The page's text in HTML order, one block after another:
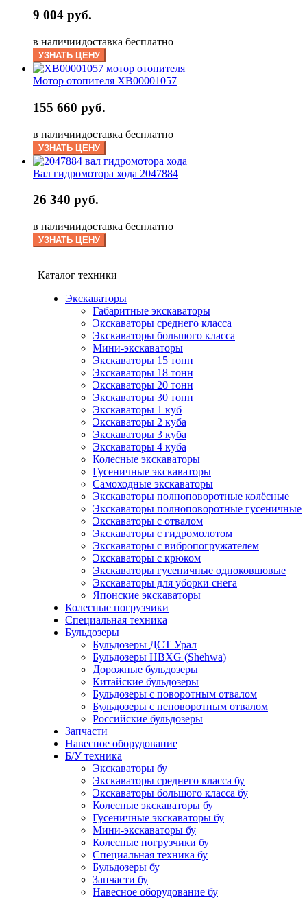
9 004 руб.
в наличиидоставка бесплатно
УЗНАТЬ ЦЕНУ
Мотор отопителя XB00001057
155 660 руб.
в наличиидоставка бесплатно
УЗНАТЬ ЦЕНУ
Вал гидромотора хода 2047884
26 340 руб.
в наличиидоставка бесплатно
УЗНАТЬ ЦЕНУ
Каталог техники
Экскаваторы
Габаритные экскаваторы
Экскаваторы среднего класса
Экскаваторы большого класса
Мини-экскаваторы
Экскаваторы 15 тонн
Экскаваторы 18 тонн
Экскаваторы 20 тонн
Экскаваторы 30 тонн
Экскаваторы 1 куб
Экскаваторы 2 куба
Экскаваторы 3 куба
Экскаваторы 4 куба
Колесные экскаваторы
Гусеничные экскаваторы
Самоходные экскаваторы
Экскаваторы полноповоротные колёсные
Экскаваторы полноповоротные гусеничные
Экскаваторы с отвалом
Экскаваторы с гидромолотом
Экскаваторы с вибропогружателем
Экскаваторы с крюком
Экскаваторы гусеничные одноковшовые
Экскаваторы для уборки снега
Японские экскаваторы
Колесные погрузчики
Специальная техника
Бульдозеры
Бульдозеры ДСТ Урал
Бульдозеры HBXG (Shehwa)
Дорожные бульдозеры
Китайские бульдозеры
Бульдозеры с поворотным отвалом
Бульдозеры с неповоротным отвалом
Российские бульдозеры
Запчасти
Навесное оборудование
Б/У техника
Экскаваторы бу
Экскаваторы среднего класса бу
Экскаваторы большого класса бу
Колесные экскаваторы бу
Гусеничные экскаваторы бу
Мини-экскаваторы бу
Колесные погрузчики бу
Специальная техника бу
Бульдозеры бу
Запчасти бу
Навесное оборудование бу